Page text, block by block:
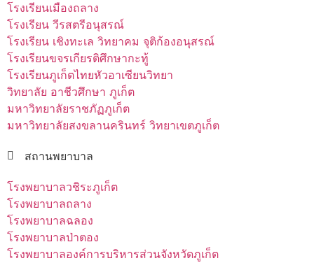
โรงเรียนเมืองถลาง
โรงเรียน วีรสตรีอนุสรณ์
โรงเรียน เชิงทะเล วิทยาคม จุติก้องอนุสรณ์
โรงเรียนขจรเกียรติศึกษากะทู้
โรงเรียนภูเก็ตไทยหัวอาเซียนวิทยา
วิทยาลัย อาชีวศึกษา ภูเก็ต
มหาวิทยาลัยราชภัฏภูเก็ต
มหาวิทยาลัยสงขลานครินทร์ วิทยาเขตภูเก็ต
สถานพยาบาล
โรงพยาบาลวชิระภูเก็ต
โรงพยาบาลถลาง
โรงพยาบาลฉลอง
โรงพยาบาลป่าตอง
โรงพยาบาลองค์การบริหารส่วนจังหวัดภูเก็ต